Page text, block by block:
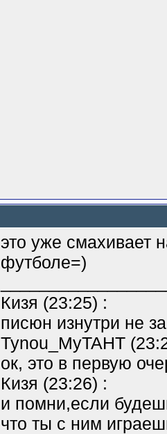
это уже смахивает
футболе=)
Кизя (23:25) :
писюн изнутри не
Tynou_MyTAHT
ок, это в первую
Кизя (23:26) :
и помни,если
что ты с ним